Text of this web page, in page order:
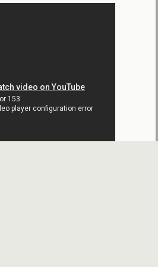
دعوة اجتماع هيئة عامة غير عادية